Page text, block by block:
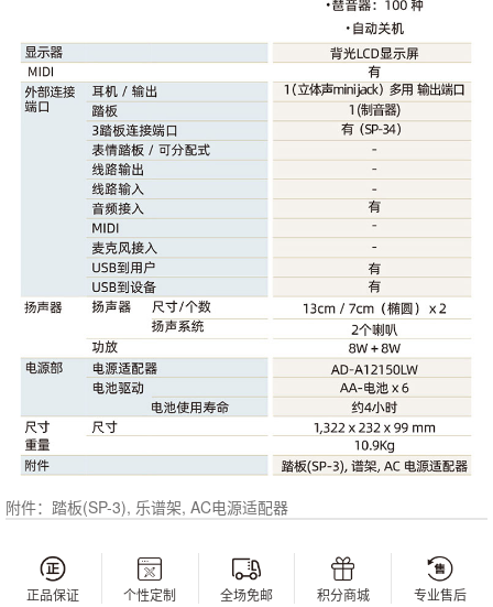
附件：踏板(SP-3), 乐谱架, AC电源适配器
正品保证 个性定制 全场免邮 积分商城 专业售后